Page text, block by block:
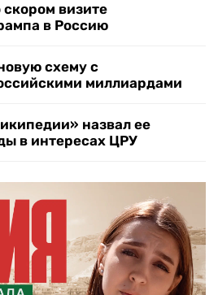
скором визите
в Россию
схему с
миллиардами
назвал ее
в интересах ЦРУ